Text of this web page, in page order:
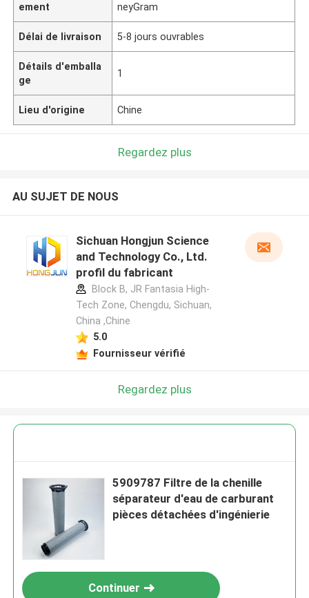
ement
neyGram
Délai de livraison 5-8 jours ouvrables
Détails d'emballa
ge
1
Lieu d'origine Chine
Regardez plus
AU SUJET DE NOUS
Sichuan Hongjun Science
and Technology Co., Ltd.
profil du fabricant
Block B, JR Fantasia High-
Tech Zone, Chengdu, Sichuan,
China ,Chine
5.0
Fournisseur vérifié
Regardez plus
5909787 Filtre de la chenille
séparateur d'eau de carburant
pièces détachées d'ingénierie
Continuer